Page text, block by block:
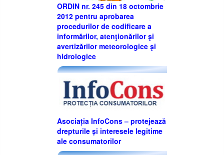
ORDIN nr. 245 din 18 octombrie
2012 pentru aprobarea
procedurilor de codificare a
informărilor, atenţionărilor şi
avertizărilor meteorologice şi
hidrologice
Asociația InfoCons – protejează
drepturile și interesele legitime
ale consumatorilor